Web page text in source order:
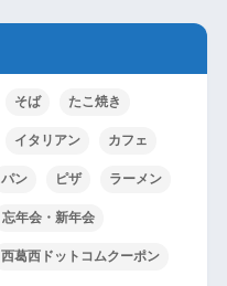
そば たこ焼き
イタリアン カフェ
パン ピザ ラーメン
忘年会・新年会
西葛西ドットコムクーポン